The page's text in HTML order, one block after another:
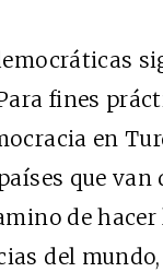
fines
en
que
de
del